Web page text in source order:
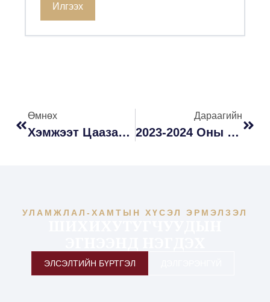
Илгээх
Өмнөх
Хэмжээт Цаазатаас Бүгд Найрамдах Засагт Шилжсэн Нь” Номын Нээлт Боллоо
Дараагийн
2023-2024 Оны Хичээлийн Жилийн Замын Зардлын Буцаан Олголт
УЛАМЖЛАЛ-ХАМТЫН ХҮСЭЛ ЭРМЭЛЗЭЛ
ЭЛСЭЛТИЙН БҮРТГЭЛ